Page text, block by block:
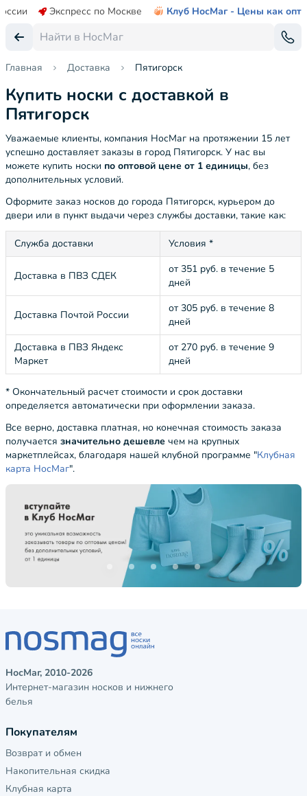
Экспресс по Москве Клуб НосМаг - Цены как опт
Главная Доставка Пятигорск
Купить носки с доставкой в
Пятигорск
Уважаемые клиенты, компания НосМаг на протяжении 15 лет
успешно доставляет заказы в город Пятигорск. У нас вы
можете купить носки по оптовой цене от 1 единицы, без
дополнительных условий.
Оформите заказ носков до города Пятигорск, курьером до
двери или в пункт выдачи через службы доставки, такие как:
Служба доставки Условия *
Доставка в ПВЗ СДЕК
от 351 руб. в течение 5
дней
Доставка Почтой России
от 305 руб. в течение 8
дней
Доставка в ПВЗ Яндекс
Маркет
от 270 руб. в течение 9
дней
* Окончательный расчет стоимости и срок доставки
определяется автоматически при оформлении заказа.
Все верно, доставка платная, но конечная стоимость заказа
получается значительно дешевле чем на крупных
маркетплейсах, благодаря нашей клубной программе "Клубная
карта НосМаг".
НосМаг, 2010-2026
Интернет-магазин носков и нижнего
белья
Покупателям
Возврат и обмен
Накопительная скидка
Клубная карта